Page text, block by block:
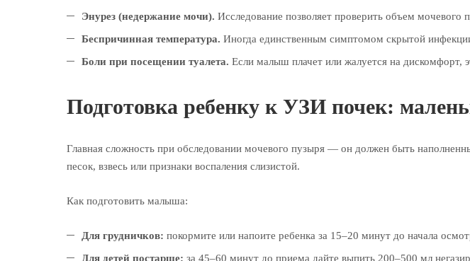
Энурез (недержание мочи). Исследование позволяет проверить объем
Беспричинная температура. Иногда единственным симптомом скрытой
Боли при посещении туалета. Если малыш плачет или жалуется на дискомфорт,
Подготовка ребенку к УЗИ почек:
Главная сложность при обследовании мочевого пузыря — он должен быть
песок, взвесь или признаки воспаления слизистой.
Как подготовить малыша:
Для грудничков: покормите или напоите ребенка за 15–20 минут до начала
Для детей постарше: за 45–60 минут до приема дайте выпить 200–500 мл